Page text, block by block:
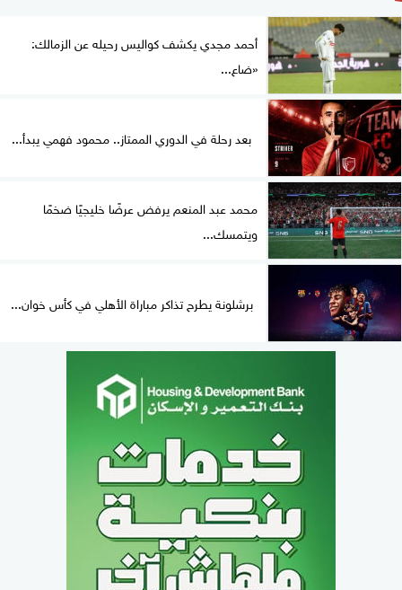
أحمد مجدي يكشف كواليس رحيله عن الزمالك:
«ضاع...
بعد رحلة في الدوري الممتاز.. محمود فهمي يبدأ...
محمد عبد المنعم يرفض عرضًا خليجيًا ضخمًا
ويتمسك...
برشلونة يطرح تذاكر مباراة الأهلي في كأس خوان...